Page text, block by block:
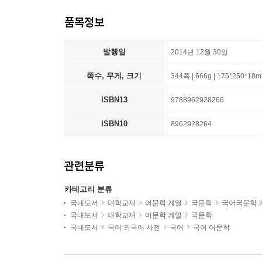
품목정보
발행일 2014년 12월 30일
쪽수, 무게, 크기 344쪽 | 666g |
ISBN13 9788962928266
ISBN10 8962928264
관련분류
카테고리 분류
국내도서 대학교재 어문학 계열 국문학
국어국문학
국내도서
대학교재 어문학 계열
국문학
국내도서
국어 외국어 사전 국어 국어 어문학